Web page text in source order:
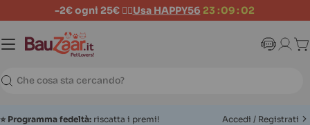
-2€ ogni 25€ 👉🏻Usa HAPPY56 23 :09: 02
Ricerca
⭐ Programma fedeltà: riscatta i premi! Accedi / Registrati